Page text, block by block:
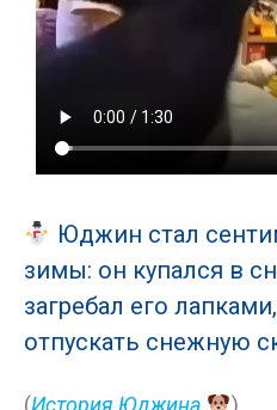
Юджин стал
зимы: он купался в
загребал его
отпускать снежную
(История Юджина )